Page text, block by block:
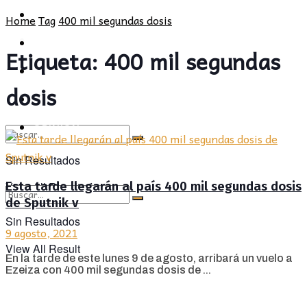
CULTURA
OPINIÓN
Sin Resultados
View All Result
PROVINCIA
SOCIEDAD
CULTURA
OPINIÓN
Sin Resultados
View All Result
HomeTag400 mil segundas dosis
Etiqueta: 400 mil segundas
dosis
Esta tarde llegarán al país 400 mil segundas dosis
de Sputnik v
9 agosto, 2021
En la tarde de este lunes 9 de agosto, arribará un vuelo a
Ezeiza con 400 mil segundas dosis de ...